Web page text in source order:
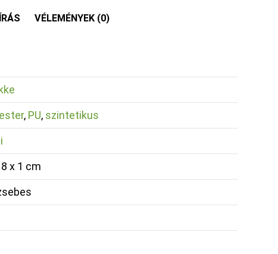
VÉLEMÉNYEK (0)
, PU, szintetikus
x 1 cm